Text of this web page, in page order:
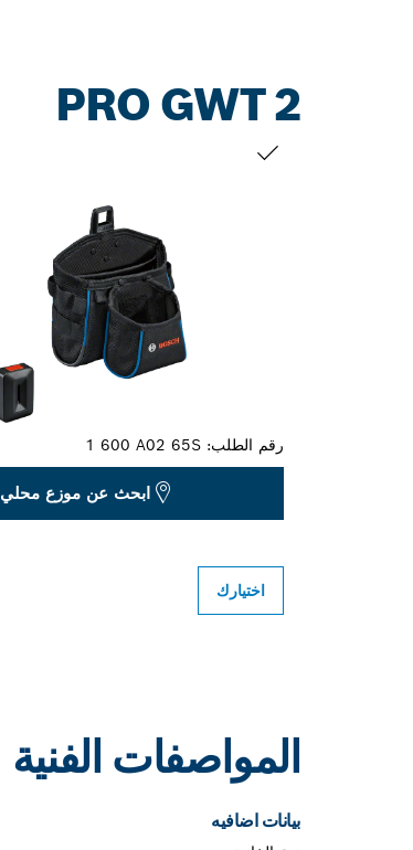
PRO GWT 2
رقم الطلب: 1 600 A02 65S
ابحث عن موزع محلي
اختيارك
المواصفات الفنية
بيانات اضافيه